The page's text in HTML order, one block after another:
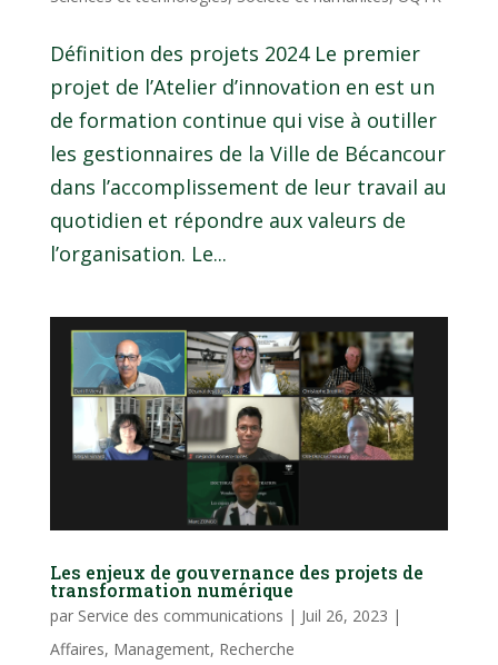
Définition des projets 2024 Le premier
projet de l’Atelier d’innovation en est un
de formation continue qui vise à outiller
les gestionnaires de la Ville de Bécancour
dans l’accomplissement de leur travail au
quotidien et répondre aux valeurs de
l’organisation. Le...
Les enjeux de gouvernance des projets de
transformation numérique
par Service des communications | Juil 26, 2023 |
Affaires, Management, Recherche